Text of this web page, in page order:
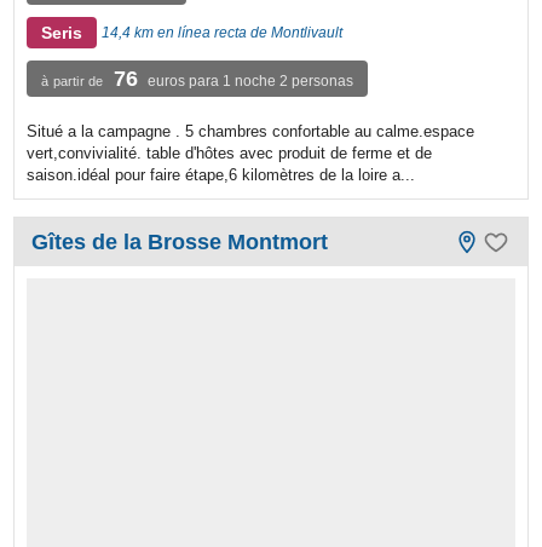
Seris 14,4 km en línea recta de Montlivault
à partir de 76 euros para 1 noche 2 personas
Situé a la campagne . 5 chambres confortable au calme.espace
vert,convivialité. table d'hôtes avec produit de ferme et de
saison.idéal pour faire étape,6 kilomètres de la loire a...
Gîtes de la Brosse Montmort